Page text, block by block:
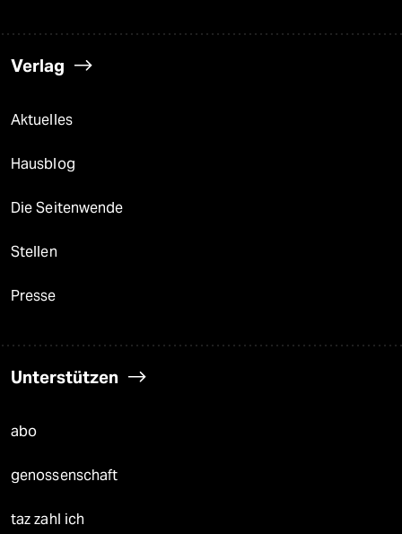
Verlag
Aktuelles
Hausblog
Die Seitenwende
Stellen
Presse
Unterstützen
abo
genossenschaft
taz zahl ich